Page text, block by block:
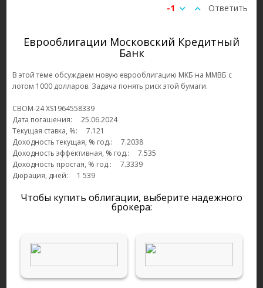
Ответить
-1
Еврооблигации Московский Кредитный
Банк
В этой теме обсуждаем новую еврооблигацию МКБ на ММВБ с
лотом 1000 долларов. Задача понять риск этой бумаги.
CBOM-24 XS1964558339
Дата погашения: 25.06.2024
Текущая ставка, %: 7.121
Доходность текущая, % год.: 7.2038
Доходность эффективная, % год.: 7.535
Доходность простая, % год.: 7.3339
Дюрация, дней: 1 539
Чтобы купить облигации, выберите надежного
брокера: